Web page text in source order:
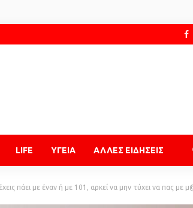
LIFE ΥΓΕΙΑ ΑΛΛΕΣ ΕΙΔΗΣΕΙΣ
πάει με έναν ή με 101, αρκεί να μην τύχει να πας με